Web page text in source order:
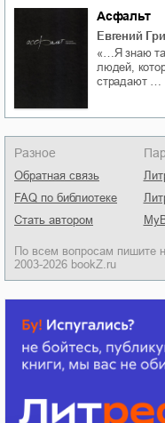
Асфальт
Евгений
«…Я знаю
людей,
страдают …
Разное
Обратная связь
FAQ по библиотеке
Стать автором
По всем вопросам пишите
2003-2026 bookZ.ru